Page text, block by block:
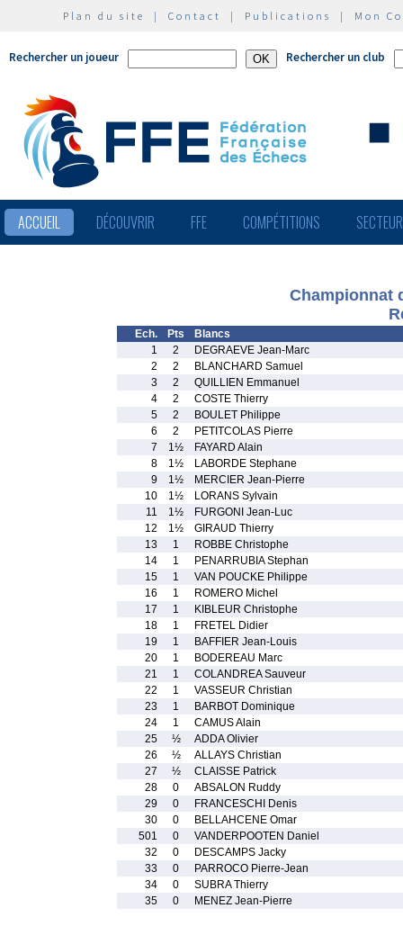
Plan du site | Contact | Publications | Mon
Rechercher un joueur Rechercher un club
ACCUEIL DÉCOUVRIR FFE COMPÉTITIONS
Championnat
Ech. Pts
Blancs
1
2
DEGRAEVE Jean-Marc
2
2
BLANCHARD Samuel
3
2
QUILLIEN Emmanuel
4
2
COSTE Thierry
5
2
BOULET Philippe
6
2
PETITCOLAS Pierre
7
1½
FAYARD Alain
8
1½
LABORDE Stephane
9
1½
MERCIER Jean-Pierre
10
1½
LORANS Sylvain
11
1½
FURGONI Jean-Luc
12
1½
GIRAUD Thierry
13
1
ROBBE Christophe
14
1
PENARRUBIA Stephan
15
1
VAN POUCKE Philippe
16
1
ROMERO Michel
17
1
KIBLEUR Christophe
18
1
FRETEL Didier
19
1
BAFFIER Jean-Louis
20
1
BODEREAU Marc
21
1
COLANDREA Sauveur
22
1
VASSEUR Christian
23
1
BARBOT Dominique
24
1
CAMUS Alain
25
½
ADDA Olivier
26
½
ALLAYS Christian
27
½
CLAISSE Patrick
28
0
ABSALON Ruddy
29
0
FRANCESCHI Denis
30
0
BELLAHCENE Omar
501
0
VANDERPOOTEN Daniel
32
0
DESCAMPS Jacky
33
0
PARROCO Pierre-Jean
34
0
SUBRA Thierry
35
0 MENEZ Jean-Pierre